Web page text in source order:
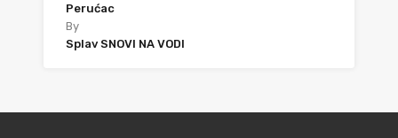
Perućac
By
Splav SNOVI NA VODI